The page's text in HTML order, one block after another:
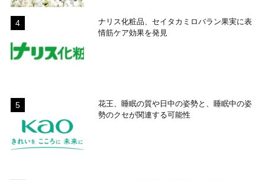
ナリス化粧品、セイタカミロバラン果実に表
情筋ケア効果を発見
花王、睡眠の質や日中の姿勢と、睡眠中の姿
勢のクセが関連する可能性